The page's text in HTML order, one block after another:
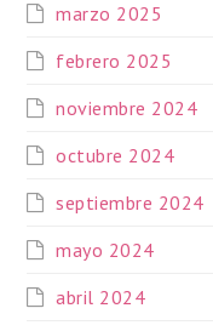
marzo 2025
febrero 2025
noviembre 2024
octubre 2024
septiembre 2024
mayo 2024
abril 2024